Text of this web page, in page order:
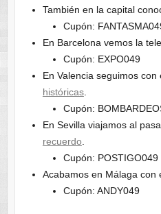
También en la capital
Cupón:
En Barcelona vemos la
Cupón: EXPO049
En Valencia seguimos
históricas.
Cupón:
En Sevilla viajamos al
recuerdo
Cupón: POSTIGO049
Acabamos en Málaga con
Cupón: ANDY049